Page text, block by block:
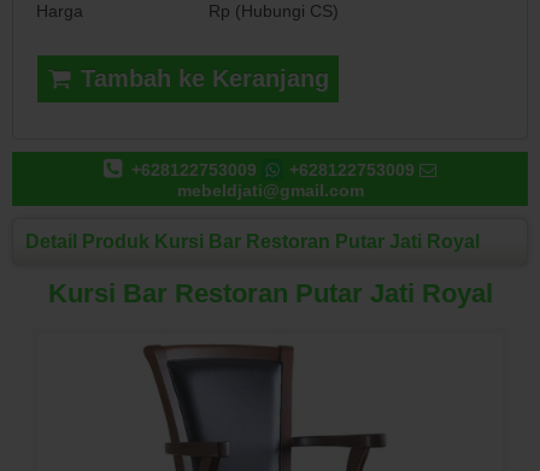
Harga
Rp (Hubungi CS)
Tambah ke Keranjang
+628122753009
+628122753009
mebeldjati@gmail.com
Detail Produk Kursi Bar Restoran Putar Jati Royal
Kursi Bar Restoran Putar Jati Royal